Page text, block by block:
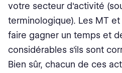
votre secteur d'activité
terminologique). Les MT
faire gagner un temps et
considérables s'ils sont
Bien sûr, chacun de ces